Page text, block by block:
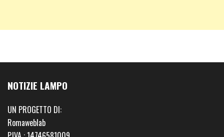
NOTIZIE LAMPO
UN PROGETTO DI:
Romaweblab